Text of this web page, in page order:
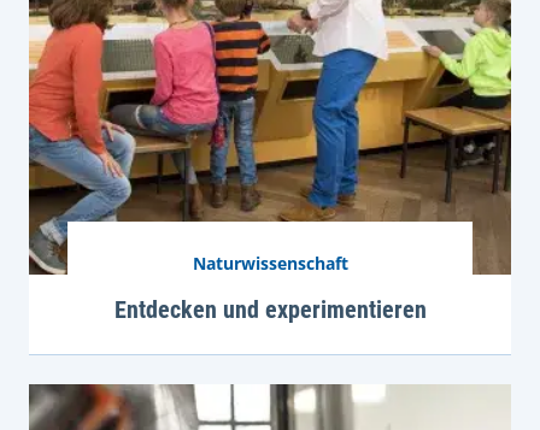
Naturwissenschaft
Entdecken und experimentieren